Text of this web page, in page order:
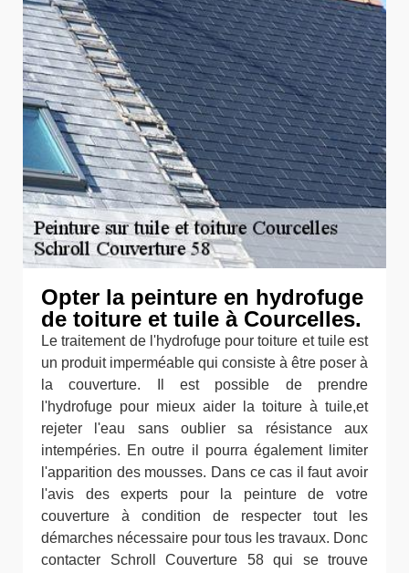
Opter la peinture en hydrofuge
de toiture et tuile à Courcelles.
Le traitement de l'hydrofuge pour toiture et tuile est
un produit imperméable qui consiste à être poser à
la couverture. Il est possible de prendre
l'hydrofuge pour mieux aider la toiture à tuile,et
rejeter l'eau sans oublier sa résistance aux
intempéries. En outre il pourra également limiter
l'apparition des mousses. Dans ce cas il faut avoir
l'avis des experts pour la peinture de votre
couverture à condition de respecter tout les
démarches nécessaire pour tous les travaux. Donc
contacter Schroll Couverture 58 qui se trouve